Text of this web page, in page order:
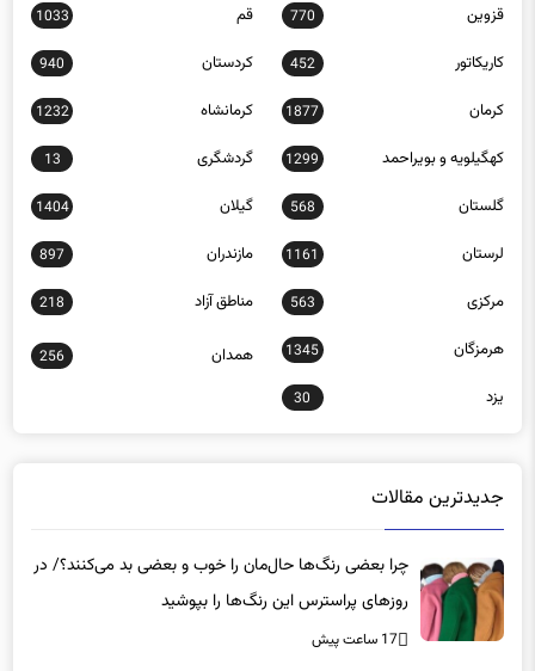
کاریکاتور 452 کردستان 940
کرمان 1877 کرمانشاه 1232
کهگیلویه و بویراحمد 1299 گردشگری 13
گلستان 568 گیلان 1404
لرستان 1161 مازندران 897
مرکزی 563 مناطق آزاد 218
هرمزگان 1345
256
یزد 30
چرا بعضی رنگ‌ها حال‌مان را خوب و بعضی بد می‌کنند؟/ در
روزهای پراسترس این رنگ‌ها را بپوشید
17 ساعت پیش
هشدار نسبت به «بی‌حسی عاطفی» در مردان؛ وقتی جامعه